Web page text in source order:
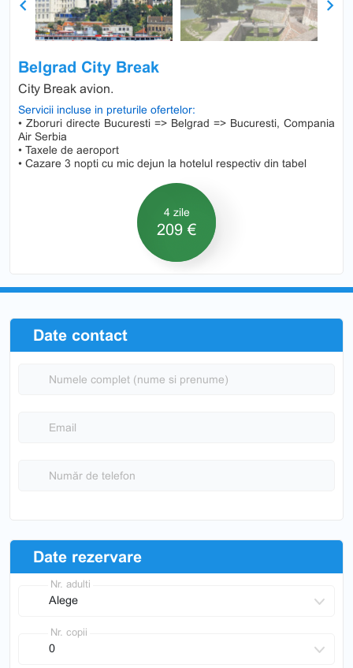
Belgrad City Break
City Break avion.
Servicii incluse in preturile ofertelor:
• Zboruri directe Bucuresti => Belgrad => Bucuresti, Compania
Air Serbia
• Taxele de aeroport
• Cazare 3 nopti cu mic dejun la hotelul respectiv din tabel
4 zile
209 €
Previous Next
Date contact
Numele complet (nume si prenume)
Email
Număr de telefon
Date rezervare
Nr. adulti
Nr. copii